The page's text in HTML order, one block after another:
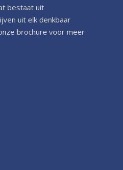
bestaat uit
uit elk denkbaar
brochure voor meer